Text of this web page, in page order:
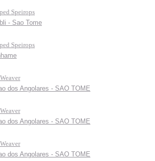
Speirops
- Sao Tome
Speirops
dos Angolares - SAO TOME
dos Angolares - SAO TOME
dos Angolares - SAO TOME